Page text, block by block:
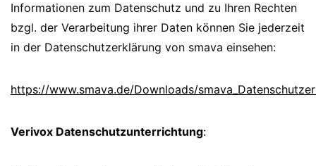
Informationen zum Datenschutz und zu Ihren Rechten
bzgl. der Verarbeitung ihrer Daten können Sie jederzeit
in der Datenschutzerklärung von smava einsehen:
https://www.smava.de/Downloads/
Verivox Datenschutzunterrichtung: